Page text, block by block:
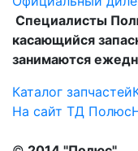
Специалисты
касающийся
занимаются
Каталог запчастей
На сайт ТД Полюс